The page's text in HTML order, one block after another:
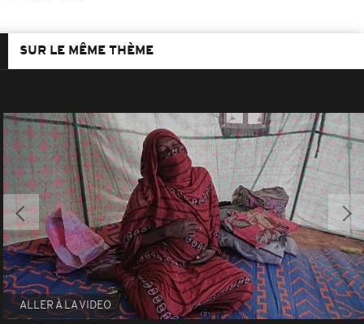
SUR LE MÊME THÈME
ALLER À LA VIDEO